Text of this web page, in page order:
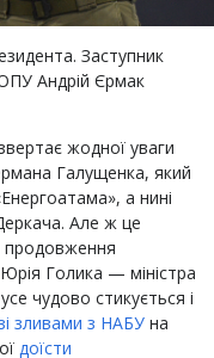
Заступник
Андрій Єрмак
жодної уваги
Галущенка, який
а нині
Але ж це
продовження
Голика — міністра
чудово стикується і
зливами з НАБУна
доїсти